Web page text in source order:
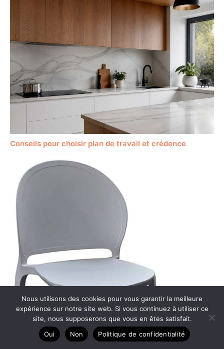
Conseils pour choisir plan de travail et crédence
Nous utilisons des cookies pour vous garantir la meilleure
expérience sur notre site web. Si vous continuez à utiliser ce
site, nous supposerons que vous en êtes satisfait.
Oui
Non Politique de confidentialité